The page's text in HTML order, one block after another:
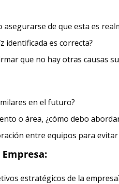
de que esta es
identificada es correcta?
que no hay otras causas
en el futuro?
o área, ¿cómo debo
entre equipos para
estratégicos de la